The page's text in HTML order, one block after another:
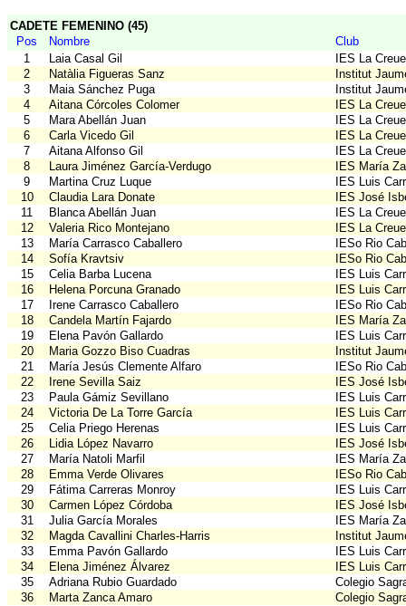
CADETE FEMENINO (45)
Pos
Nombre
Club
1
Laia Casal Gil
IES La
2
Natàlia Figueras Sanz
Institut
3
Maia Sánchez Puga
Institut
4
Aitana Córcoles Colomer
IES La
5
Mara Abellán Juan
IES La
6
Carla Vicedo Gil
IES La
7
Aitana Alfonso Gil
IES La
8
Laura Jiménez García-Verdugo
IES María
9
Martina Cruz Luque
IES Luis
10
Claudia Lara Donate
IES José
11
Blanca Abellán Juan
IES La
12
Valeria Rico Montejano
IES La
13
María Carrasco Caballero
IESo Rio
14
Sofía Kravtsiv
IESo Rio
15
Celia Barba Lucena
IES Luis
16
Helena Porcuna Granado
IES Luis
17
Irene Carrasco Caballero
IESo Rio
18
Candela Martín Fajardo
IES María
19
Elena Pavón Gallardo
IES Luis
20
Maria Gozzo Biso Cuadras
Institut
21
María Jesús Clemente Alfaro
IESo Rio
22
Irene Sevilla Saiz
IES José
23
Paula Gámiz Sevillano
IES Luis
24
Victoria De La Torre García
IES Luis
25
Celia Priego Herenas
IES Luis
26
Lidia López Navarro
IES José
27
María Natoli Marfil
IES María
28
Emma Verde Olivares
IESo Rio
29
Fátima Carreras Monroy
IES Luis
30
Carmen López Córdoba
IES José
31
Julia García Morales
IES María
32
Magda Cavallini Charles-Harris
Institut
33
Emma Pavón Gallardo
IES Luis
34
Elena Jiménez Álvarez
IES Luis
35
Adriana Rubio Guardado
Colegio
36
Marta Zanca Amaro Colegio